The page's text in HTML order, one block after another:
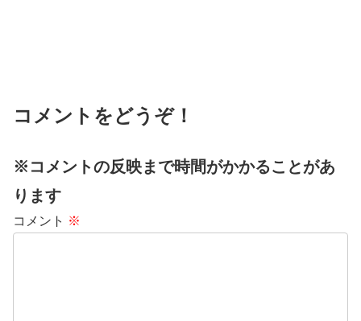
コメントをどうぞ！
※コメントの反映まで時間がかかることがあ
ります
コメント ※